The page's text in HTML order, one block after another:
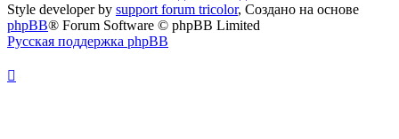
Style developer by support forum tricolor, Создано на основе
phpBB® Forum Software © phpBB Limited
Русская поддержка phpBB